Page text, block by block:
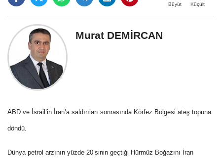
Büyüt Küçült
Murat DEMİRCAN
ABD ve İsrail’in İran’a saldırıları sonrasında Körfez Bölgesi ateş topuna
döndü.
Dünya petrol arzının yüzde 20’sinin geçtiği Hürmüz Boğazını İran